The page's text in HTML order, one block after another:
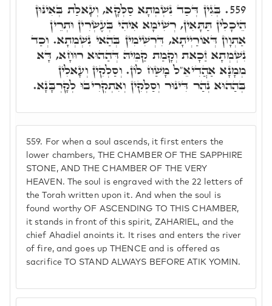
559. For when a soul ascends, it first enters the
lower chambers, THE CHAMBER OF THE SAPPHIRE
STONE, AND THE CHAMBER OF THE VERY
HEAVEN. The soul is engraved with the 22 letters of
the Torah written upon it. And when the soul is
found worthy OF ASCENDING TO THIS CHAMBER,
it stands in front of this spirit, ZAHARIEL, and the
chief Ahadiel anoints it. It rises and enters the river
of fire, and goes up THENCE and is offered as
sacrifice TO STAND ALWAYS BEFORE ATIK YOMIN.
559. בְּגִין דְּכַד נִשְׁמְתָא סַלְּקָא, וְעָאלַת בְּאִינּוּן
הֵיכָלִין תַּתָּאִין, רְשִׁימָא אִיהִי בְּעֶשְׂרִין וּתְרֵין
אַתְוָון דְּאוֹרַיְיתָא, דִּרְשִׁימִין בְּהַאי נִשְׁמְתָא. וְכַד
נִשְׁמְתָא זַכָאת וְקָמַת קַמֵּיהּ דְּהַהוּא רוּחָא, דָּא
מְמָנָא אַהֲדִיאֵ"ל מָשַׁח לוֹן. וְסַלְקִין וְעָאלִין
בְּהַהוּא נְהַר דִּינוּר וְסַלְּקִין וְאִתְקְרִיבוּ לְקָרְבָּנָא.